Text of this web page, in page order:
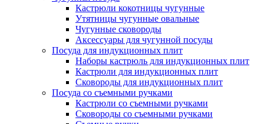
Кастрюли кокотницы чугунные
Утятницы чугунные овальные
Чугунные сковороды
Аксессуары для чугунной посуды
Посуда для индукционных плит
Наборы кастрюль для индукционных плит
Кастрюли для индукционных плит
Сковороды для индукционных плит
Посуда со съемными ручками
Кастрюли со съемными ручками
Сковороды со съемными ручками